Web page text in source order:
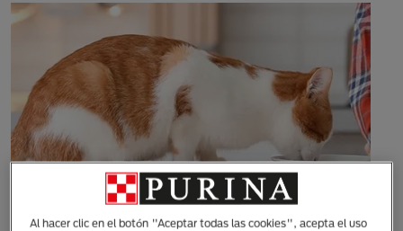
Al hacer clic en el botón "Aceptar todas las cookies", acepta el uso